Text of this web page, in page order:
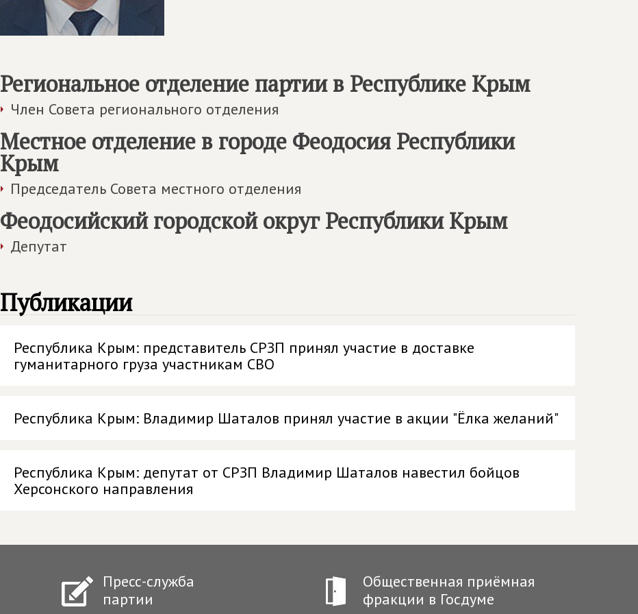
Региональное отделение партии в Республике Крым
Член Совета регионального отделения
Местное отделение в городе Феодосия Республики
Крым
Председатель Совета местного отделения
Феодосийский городской округ Республики Крым
Депутат
Публикации
Республика Крым: представитель СРЗП принял участие в доставке
гуманитарного груза участникам СВО
Республика Крым: Владимир Шаталов принял участие в акции "Ёлка желаний"
Республика Крым: депутат от СРЗП Владимир Шаталов навестил бойцов
Херсонского направления
Пресс-служба
партии
Общественная приёмная
фракции в Госдуме